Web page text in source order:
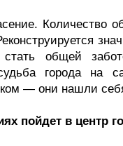
Количество
общей
города
— они нашли
пойдет в центр